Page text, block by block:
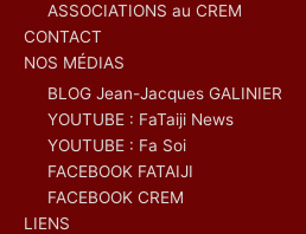
ASSOCIATIONS au CREM
CONTACT
NOS MÉDIAS
BLOG Jean-Jacques GALINIER
YOUTUBE : FaTaiji News
YOUTUBE : Fa Soi
FACEBOOK FATAIJI
FACEBOOK CREM
LIENS